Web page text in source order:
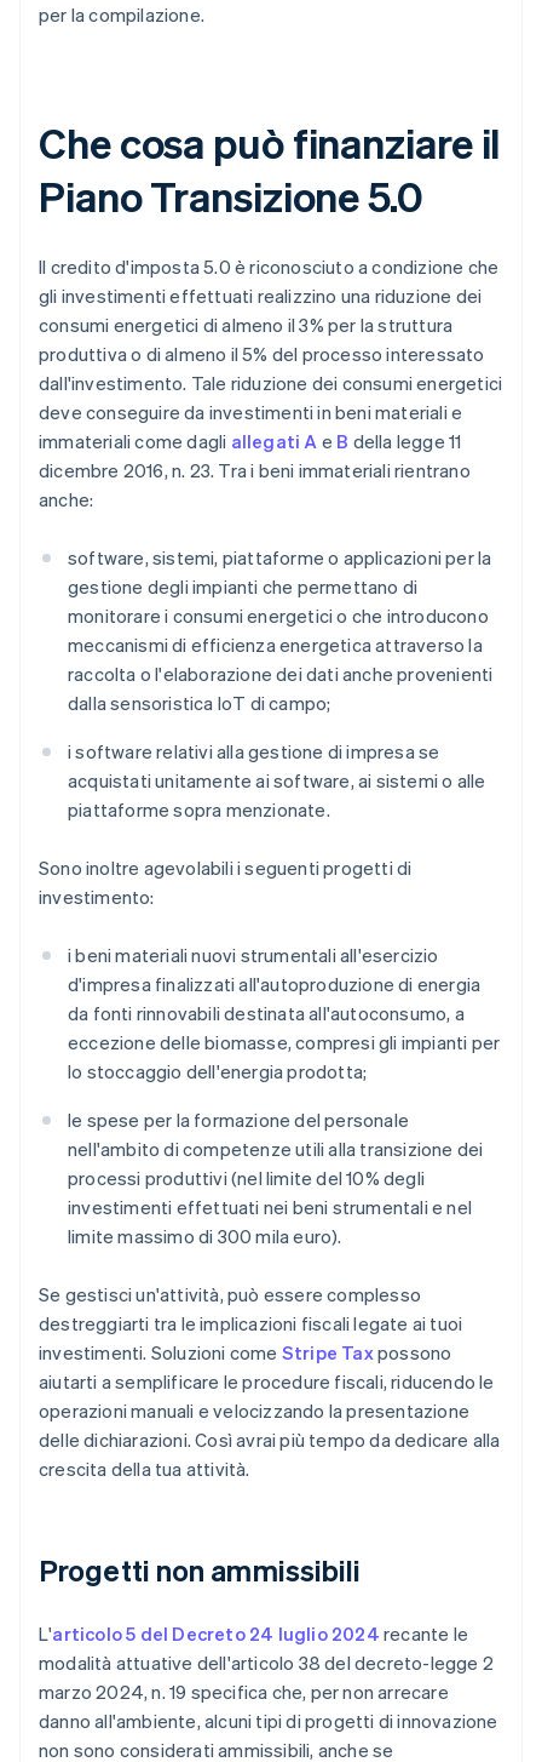
per la compilazione.
Che cosa può finanziare il
Piano Transizione 5.0
Il credito d'imposta 5.0 è riconosciuto a condizione che
gli investimenti effettuati realizzino una riduzione dei
consumi energetici di almeno il 3% per la struttura
produttiva o di almeno il 5% del processo interessato
dall'investimento. Tale riduzione dei consumi energetici
deve conseguire da investimenti in beni materiali e
immateriali come dagli allegati A e B della legge 11
dicembre 2016, n. 23. Tra i beni immateriali rientrano
anche:
software, sistemi, piattaforme o applicazioni per la
gestione degli impianti che permettano di
monitorare i consumi energetici o che introducono
meccanismi di efficienza energetica attraverso la
raccolta o l'elaborazione dei dati anche provenienti
dalla sensoristica IoT di campo;
i software relativi alla gestione di impresa se
acquistati unitamente ai software, ai sistemi o alle
piattaforme sopra menzionate.
Sono inoltre agevolabili i seguenti progetti di
investimento:
i beni materiali nuovi strumentali all'esercizio
d'impresa finalizzati all'autoproduzione di energia
da fonti rinnovabili destinata all'autoconsumo, a
eccezione delle biomasse, compresi gli impianti per
lo stoccaggio dell'energia prodotta;
le spese per la formazione del personale
nell'ambito di competenze utili alla transizione dei
processi produttivi (nel limite del 10% degli
investimenti effettuati nei beni strumentali e nel
limite massimo di 300 mila euro).
Se gestisci un'attività, può essere complesso
destreggiarti tra le implicazioni fiscali legate ai tuoi
investimenti. Soluzioni come Stripe Taxpossono
aiutarti a semplificare le procedure fiscali, riducendo le
operazioni manuali e velocizzando la presentazione
delle dichiarazioni. Così avrai più tempo da dedicare alla
crescita della tua attività.
Progetti non ammissibili
L'articolo 5 del Decreto 24 luglio 2024 recante le
modalità attuative dell'articolo 38 del decreto-legge 2
marzo 2024, n. 19 specifica che, per non arrecare
danno all'ambiente, alcuni tipi di progetti di innovazione
non sono considerati ammissibili, anche se